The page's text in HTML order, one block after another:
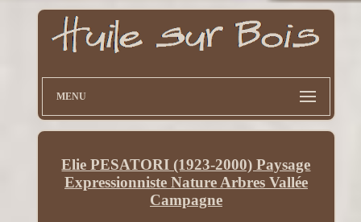
MENU
Elie PESATORI (1923-2000) Paysage
Expressionniste Nature Arbres Vallée
Campagne